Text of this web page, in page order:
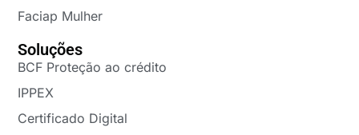
Faciap Mulher
Soluções
BCF Proteção ao crédito
IPPEX
Certificado Digital